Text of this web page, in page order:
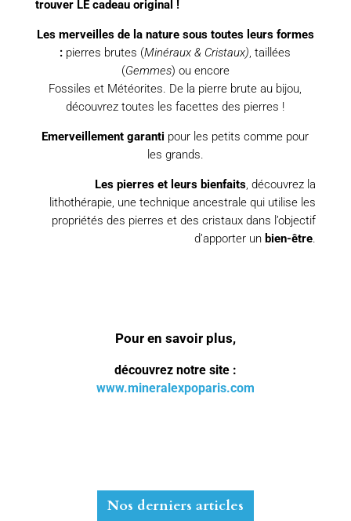
trouver LE cadeau original !
Les merveilles de la nature sous toutes leurs formes
: pierres brutes (Minéraux & Cristaux), taillées
(Gemmes) ou encore
Fossiles et Météorites. De la pierre brute au bijou,
découvrez toutes les facettes des pierres !
Emerveillement garanti pour les petits comme pour
les grands.
Les pierres et leurs bienfaits, découvrez la
lithothérapie, une technique ancestrale qui utilise les
propriétés des pierres et des cristaux dans l’objectif
d’apporter un bien-être.
Pour en savoir plus,
découvrez notre site :
www.mineralexpoparis.com
Nos derniers articles